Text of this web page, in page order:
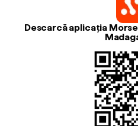
Descarcă aplicația